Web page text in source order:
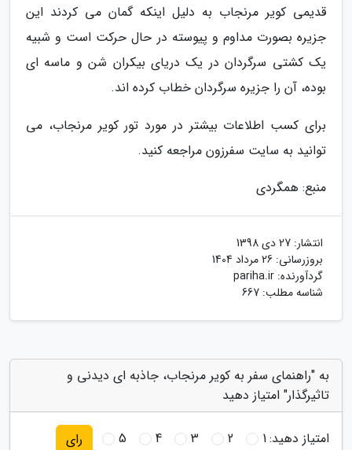
قدیمی کویر مرنجاب به دلیل اینکه گمان می کردند این
جزیره بصورت مداوم و پیوسته در حال حرکت است و شبیه
یک کشتی سرگردان در یک دریای بیکران شن و ماسه ای
بوده، آن را جزیره سرگردان خطاب کرده اند.
برای کسب اطلاعات بیشتر در مورد تور کویر مرنجاب، می
توانید به سایت سفرزون مراجعه کنید.
منبع: همگردی
انتشار: 27 دی 1398
بروزرسانی: 26 مرداد 1404
گردآورنده: pariha.ir
شناسه مطلب: 667
به "راهنمای سفر به کویر مرنجاب، جاذبه ای دیدنی و
تاثیرگذار" امتیاز دهید
امتیاز دهید:1
2
3
4
5 رای